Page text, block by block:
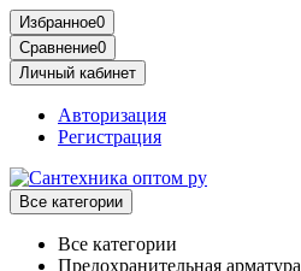
Избранное0
Сравнение0
Личный кабинет
Авторизация
Регистрация
Все категории
Все категории
Предохранительная арматура